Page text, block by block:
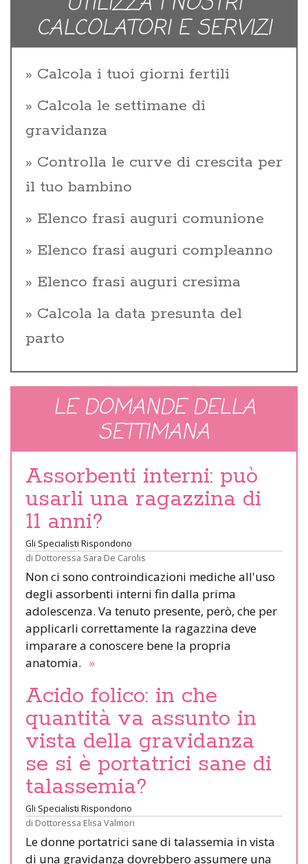
CALCOLATORI E SERVIZI
Calcola i tuoi giorni fertili
Calcola le settimane di
gravidanza
Controlla le curve di crescita per
il tuo bambino
Elenco frasi auguri comunione
Elenco frasi auguri compleanno
Elenco frasi auguri cresima
Calcola la data presunta del
parto
LE DOMANDE DELLA
SETTIMANA
Assorbenti interni: può
usarli una ragazzina di
11 anni?
Gli Specialisti Rispondono
di Dottoressa Sara De Carolis
Non ci sono controindicazioni mediche all'uso
degli assorbenti interni fin dalla prima
adolescenza. Va tenuto presente, però, che per
applicarli correttamente la ragazzina deve
imparare a conoscere bene la propria
anatomia. »
Acido folico: in che
quantità va assunto in
vista della gravidanza
se si è portatrici sane di
talassemia?
Gli Specialisti Rispondono
di Dottoressa Elisa Valmori
Le donne portatrici sane di talassemia in vista
di una gravidanza dovrebbero assumere una